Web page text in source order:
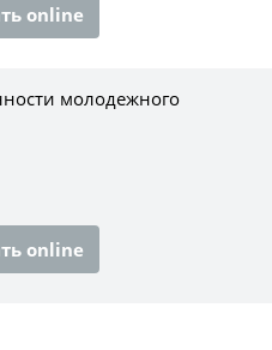
online
молодежного
online